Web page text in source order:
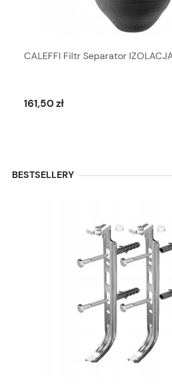
CALEFFI Filtr Separator
161,50 zł
BESTSELLERY